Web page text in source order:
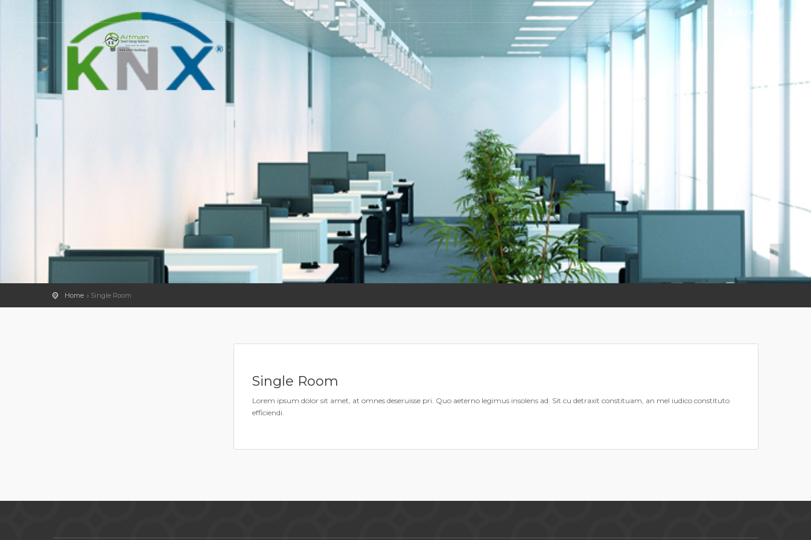
Log in
Home Single Room
Single Room
Lorem ipsum dolor sit amet, at omnes deseruisse pri. Quo aeterno legimus insolens ad. Sit cu detraxit constituam, an mel iudico constituto
efficiendi.